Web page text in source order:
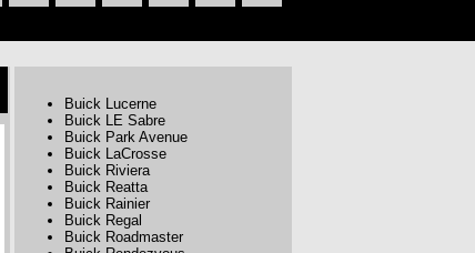
Buick Lucerne
Buick LE Sabre
Buick Park Avenue
Buick LaCrosse
Buick Riviera
Buick Reatta
Buick Rainier
Buick Regal
Buick Roadmaster